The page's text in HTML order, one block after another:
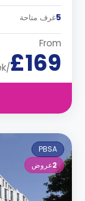
5غرف متاحة
From
£169
/week
PBSA
2عروض